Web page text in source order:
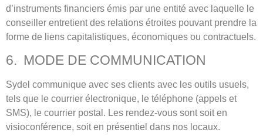
d’instruments financiers émis par une entité avec laquelle le
conseiller entretient des relations étroites pouvant prendre la
forme de liens capitalistiques, économiques ou contractuels.
6. MODE DE COMMUNICATION
Sydel communique avec ses clients avec les outils usuels,
tels que le courrier électronique, le téléphone (appels et
SMS), le courrier postal. Les rendez-vous sont soit en
visioconférence, soit en présentiel dans nos locaux.